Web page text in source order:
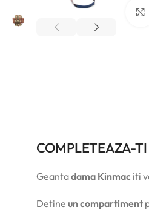
COMPLETEAZA-
Geantadama Kinmac iti
Detine un compartiment